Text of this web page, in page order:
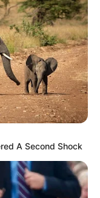
A Second Shock